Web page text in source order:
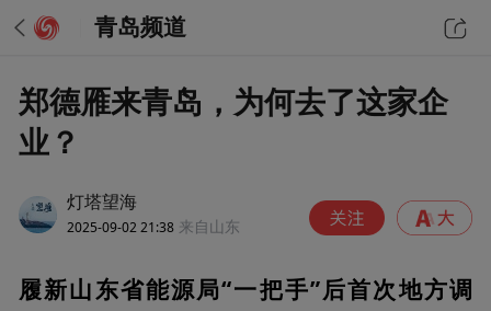
青岛频道
郑德雁来青岛，为何去了这家企
业？
灯塔望海
2025-09-02 21:38 来自山东
履新山东省能源局“一把手”后首次地方调